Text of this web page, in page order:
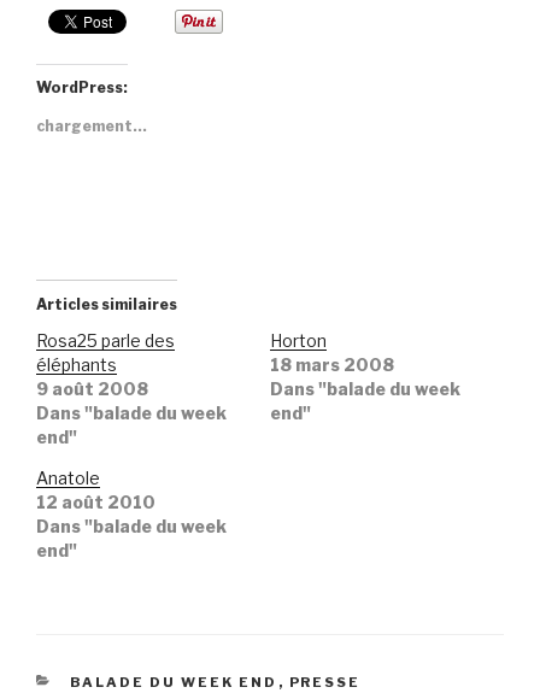
WordPress:
chargement…
Articles similaires
Rosa25 parle des
éléphants
9 août 2008
Dans "balade du week
end"
Horton
18 mars 2008
Dans "balade du week
end"
Anatole
12 août 2010
Dans "balade du week
end"
CATÉGORIES
BALADE DU WEEK END , PRESSE